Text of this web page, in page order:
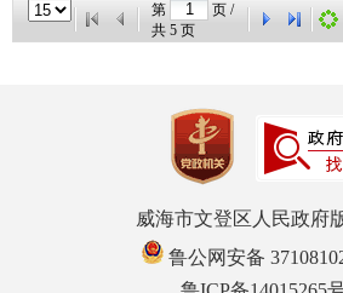
第
页 /
共 5 页
威海市文登区人民政府
鲁公网安备